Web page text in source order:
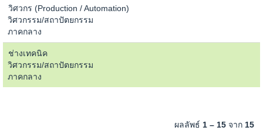
วิศวกร (Production / Automation)
วิศวกรรม/สถาปัตยกรรม
ภาคกลาง
ช่างเทคนิค
วิศวกรรม/สถาปัตยกรรม
ภาคกลาง
ผลลัพธ์ 1 – 15 จาก 15